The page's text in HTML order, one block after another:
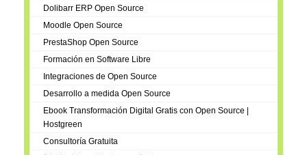
Dolibarr ERP Open Source
Moodle Open Source
PrestaShop Open Source
Formación en Software Libre
Integraciones de Open Source
Desarrollo a medida Open Source
Ebook Transformación Digital Gratis con Open Source |
Hostgreen
Consultoría Gratuita